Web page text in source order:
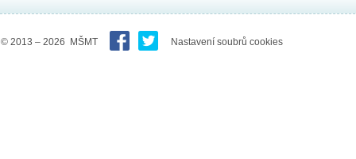
© 2013 – 2026 MŠMT Nastavení soubrů cookies